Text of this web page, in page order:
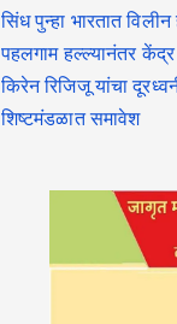
सिंध पुन्हा भारतात
पहलगाम हल्ल्यानंतर
किरेन रिजिजू यांचा
शिष्टमंडळात समावेश